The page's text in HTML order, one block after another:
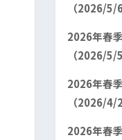
（2026/5/6
2026年春
（2026/5/5
2026年春
（2026/4/
2026年春